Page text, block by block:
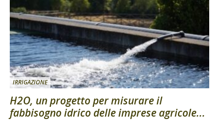
IRRIGAZIONE
H2O, un progetto per misurare il
fabbisogno idrico delle imprese agricole...